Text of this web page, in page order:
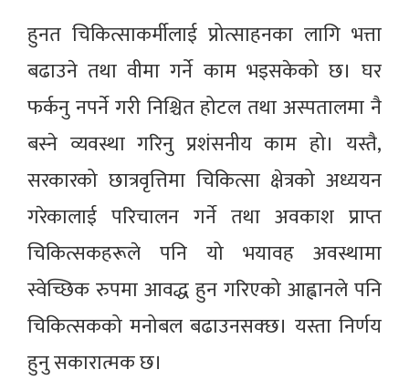
हुनत चिकित्साकर्मीलाई प्रोत्साहनका लागि भत्ता
बढाउने तथा वीमा गर्ने काम भइसकेको छ। घर
फर्कनु नपर्ने गरी निश्चित होटल तथा अस्पतालमा नै
बस्ने व्यवस्था गरिनु प्रशंसनीय काम हो। यस्तै,
सरकारको छात्रवृत्तिमा चिकित्सा क्षेत्रको अध्ययन
गरेकालाई परिचालन गर्ने तथा अवकाश प्राप्त
चिकित्सकहरूले पनि यो भयावह अवस्थामा
स्वेच्छिक रुपमा आवद्ध हुन गरिएको आह्वानले पनि
चिकित्सकको मनोबल बढाउनसक्छ। यस्ता निर्णय
हुनु सकारात्मक छ।